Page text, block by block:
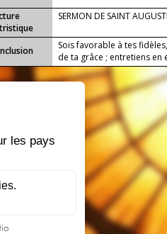
SERMON DE SAINT
Sois favorable à tes
de ta grâce ; entretiens en